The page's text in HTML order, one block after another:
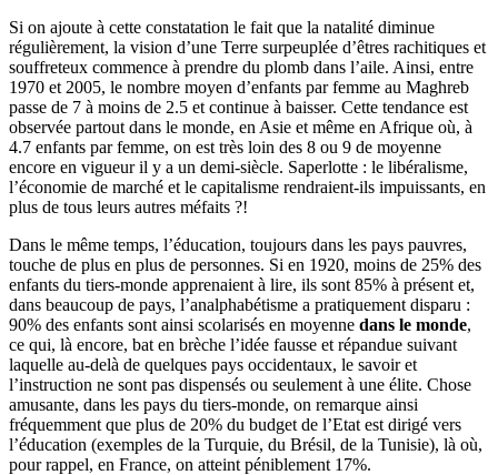
Si on ajoute à cette constatation le fait que la natalité diminue
régulièrement, la vision d’une Terre surpeuplée d’êtres rachitiques et
souffreteux commence à prendre du plomb dans l’aile. Ainsi, entre
1970 et 2005, le nombre moyen d’enfants par femme au Maghreb
passe de 7 à moins de 2.5 et continue à baisser. Cette tendance est
observée partout dans le monde, en Asie et même en Afrique où, à
4.7 enfants par femme, on est très loin des 8 ou 9 de moyenne
encore en vigueur il y a un demi-siècle. Saperlotte : le libéralisme,
l’économie de marché et le capitalisme rendraient-ils impuissants, en
plus de tous leurs autres méfaits ?!
Dans le même temps, l’éducation, toujours dans les pays pauvres,
touche de plus en plus de personnes. Si en 1920, moins de 25% des
enfants du tiers-monde apprenaient à lire, ils sont 85% à présent et,
dans beaucoup de pays, l’analphabétisme a pratiquement disparu :
90% des enfants sont ainsi scolarisés en moyenne dans le monde,
ce qui, là encore, bat en brèche l’idée fausse et répandue suivant
laquelle au-delà de quelques pays occidentaux, le savoir et
l’instruction ne sont pas dispensés ou seulement à une élite. Chose
amusante, dans les pays du tiers-monde, on remarque ainsi
fréquemment que plus de 20% du budget de l’Etat est dirigé vers
l’éducation (exemples de la Turquie, du Brésil, de la Tunisie), là où,
pour rappel, en France, on atteint péniblement 17%.